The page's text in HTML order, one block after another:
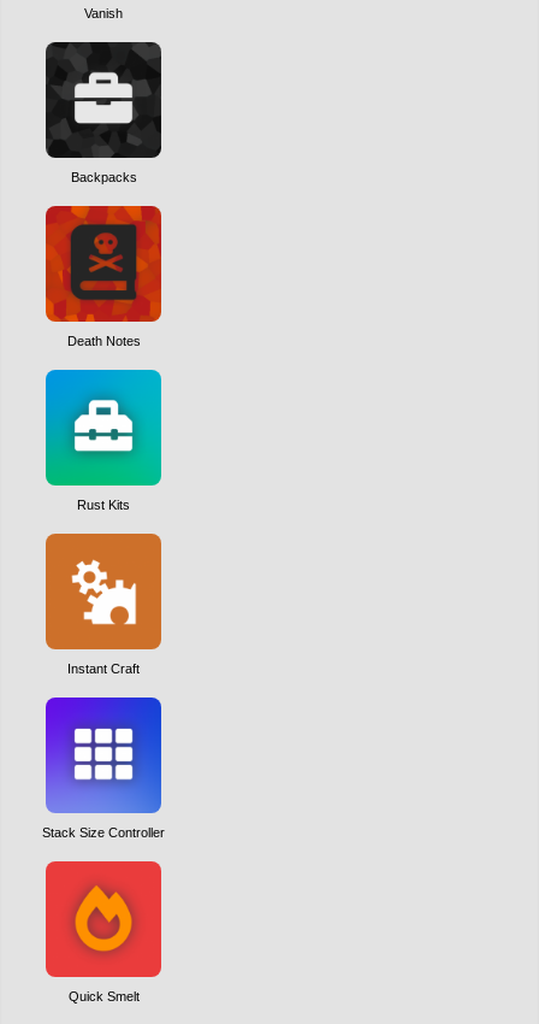
Vanish
Backpacks
Death Notes
Rust Kits
Instant Craft
Stack Size Controller
Quick Smelt